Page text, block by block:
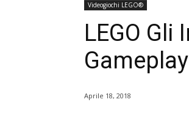
Videogiochi LEGO®
LEGO Gli
Gameplay
Aprile 18, 2018